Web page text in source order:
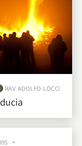
RAV ADOLFO LOCCI